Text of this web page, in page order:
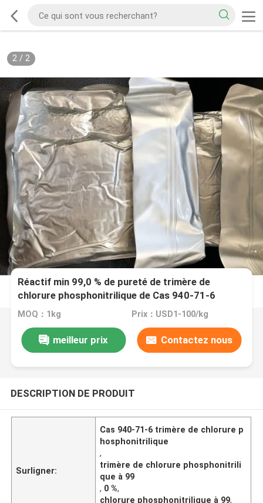
2/ 2
Réactif min 99,0 % de pureté de trimère de
chlorure phosphonitrilique de Cas 940-71-6
MOQ：1kg Prix：USD1-100/kg
meilleur prix Contactez nous
DESCRIPTION DE PRODUIT
Surligner:
Cas 940-71-6 trimère de chlorure p
hosphonitrilique
,
trimère de chlorure phosphonitrili
que à 99
, 0 %,
chlorure phosphonitrilique à 99,